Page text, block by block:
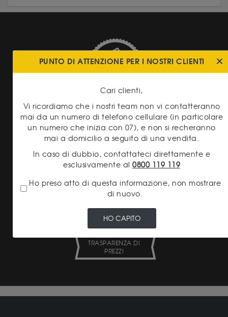
SICURO
SPEDIZIONE SICURA
TRASPARENZA DI
PREZZI
PUNTO DI ATTENZIONE PER I NOSTRI CLIENTI
Cari clienti,
Vi ricordiamo che i nostri team non vi contatteranno
mai da un numero di telefono cellulare (in particolare
un numero che inizia con 07), e non si recheranno
mai a domicilio a seguito di una vendita.
In caso di dubbio, contattateci direttamente e
esclusivamente al 0800 119 119
Ho preso atto di questa informazione, non mostrare
di nuovo.
HO CAPITO